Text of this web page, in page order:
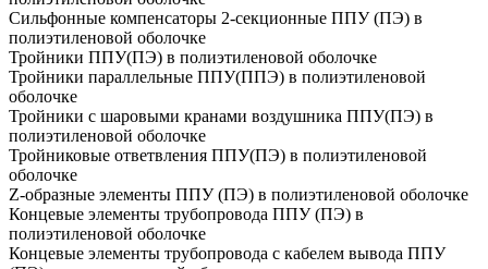
Сильфонные компенсаторы 2-секционные ППУ (ПЭ) в
полиэтиленовой оболочке
Тройники ППУ(ПЭ) в полиэтиленовой оболочке
Тройники параллельные ППУ(ППЭ) в полиэтиленовой
оболочке
Тройники с шаровыми кранами воздушника ППУ(ПЭ) в
полиэтиленовой оболочке
Тройниковые ответвления ППУ(ПЭ) в полиэтиленовой
оболочке
Z-образные элементы ППУ (ПЭ) в полиэтиленовой оболочке
Концевые элементы трубопровода ППУ (ПЭ) в
полиэтиленовой оболочке
Концевые элементы трубопровода с кабелем вывода ППУ